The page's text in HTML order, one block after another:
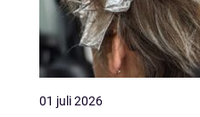
01 juli 2026